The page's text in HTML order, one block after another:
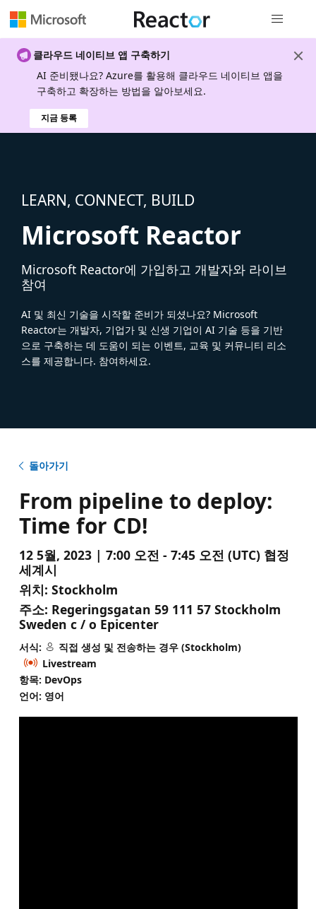
클라우드 네이티브 앱 구축하기
AI 준비됐나요? Azure를 활용해 클라우드 네이티브 앱을
구축하고 확장하는 방법을 알아보세요.
지금 등록
LEARN, CONNECT, BUILD
Microsoft Reactor
Microsoft Reactor에 가입하고 개발자와 라이브
참여
AI 및 최신 기술을 시작할 준비가 되셨나요? Microsoft
Reactor는 개발자, 기업가 및 신생 기업이 AI 기술 등을 기반
으로 구축하는 데 도움이 되는 이벤트, 교육 및 커뮤니티 리소
스를 제공합니다. 참여하세요.
돌아가기
From pipeline to deploy:
Time for CD!
12 5월, 2023 | 7:00 오전 - 7:45 오전 (UTC) 협정
세계시
위치: Stockholm
주소: Regeringsgatan 59 111 57 Stockholm
Sweden c / o Epicenter
서식:
직접 생성 및 전송하는 경우 (Stockholm)
Livestream
항목: DevOps
언어: 영어